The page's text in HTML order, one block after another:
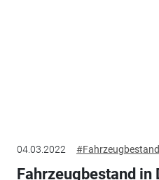
04.03.2022 #Fahrzeugbestand
Fahrzeugbestand in